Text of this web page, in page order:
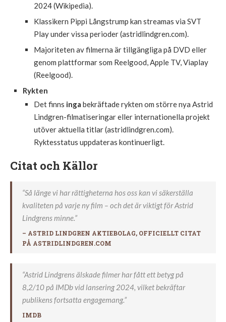
2024 (Wikipedia).
Klassikern Pippi Långstrump kan streamas via SVT
Play under vissa perioder (astridlindgren.com).
Majoriteten av filmerna är tillgängliga på DVD eller
genom plattformar som Reelgood, Apple TV, Viaplay
(Reelgood).
Rykten
Det finns inga bekräftade rykten om större nya Astrid
Lindgren-filmatiseringar eller internationella projekt
utöver aktuella titlar (astridlindgren.com).
Ryktesstatus uppdateras kontinuerligt.
Citat och Källor
“Så länge vi har rättigheterna hos oss kan vi säkerställa
kvaliteten på varje ny film – och det är viktigt för Astrid
Lindgrens minne.”
– ASTRID LINDGREN AKTIEBOLAG, OFFICIELLT CITAT
PÅ ASTRIDLINDGREN.COM
“Astrid Lindgrens älskade filmer har fått ett betyg på
8,2/10 på IMDb vid lansering 2024, vilket bekräftar
publikens fortsatta engagemang.”
IMDB